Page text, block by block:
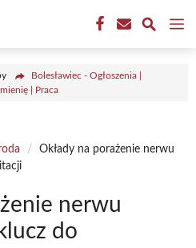
Bolesławiec - Ogłoszenia |
| Praca
/
Okłady na porażenie nerwu
nerwu
do